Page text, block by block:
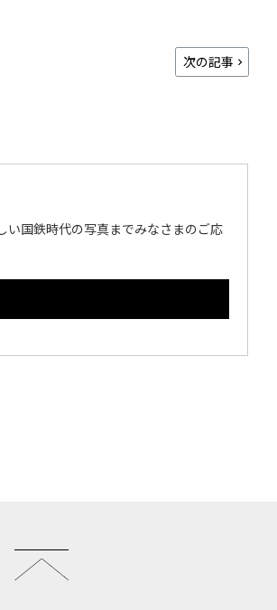
次の記事
い国鉄時代の写真までみなさまのご応